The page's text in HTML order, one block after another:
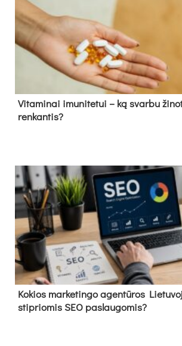
Vitaminai imunitetui – ką svarbu
renkantis?
Kokios marketingo agentūros
stipriomis SEO paslaugomis?